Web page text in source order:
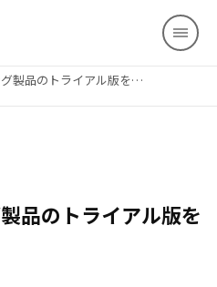
法人向けeラーニング製品のトライアル版をリリースしました
品のトライアル版を